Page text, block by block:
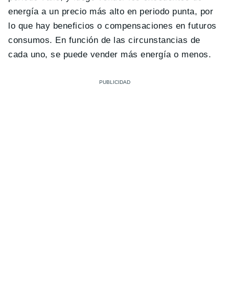
energía a un precio más alto en periodo punta, por
lo que hay beneficios o compensaciones en futuros
consumos. En función de las circunstancias de
cada uno, se puede vender más energía o menos.